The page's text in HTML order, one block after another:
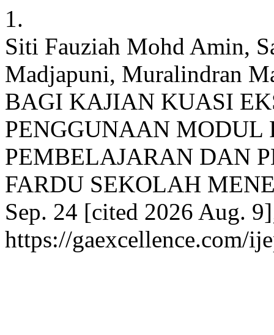
1.
Siti Fauziah Mohd Amin,
Madjapuni, Muralindran
BAGI KAJIAN KUASI
PENGGUNAAN
PEMBELAJARAN DAN
FARDU SEKOLAH
Sep. 24 [cited 2026 Aug.
https://gaexcellence.com/